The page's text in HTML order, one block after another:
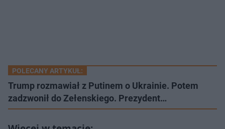
POLECANY ARTYKUŁ:
Trump rozmawiał z Putinem o Ukrainie. Potem
zadzwonił do Zełenskiego. Prezydent…